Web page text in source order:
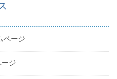
ページ
ジ